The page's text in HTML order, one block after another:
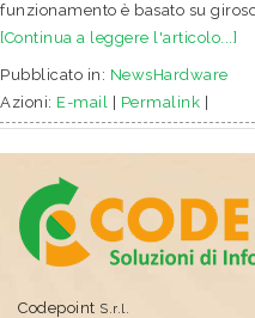
funzionamento è basato su
[Continua a leggere l'articolo...]
Pubblicato in: NewsHardware
Azioni: E-mail Permalink
Codepoint S.r.l.